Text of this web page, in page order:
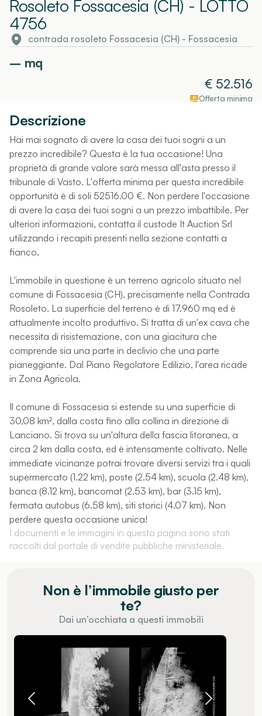
Rosoleto Fossacesia (CH) - LOTTO
4756
contrada rosoleto Fossacesia (CH) - Fossacesia
– mq
€ 52.516
Offerta minima
Descrizione
Hai mai sognato di avere la casa dei tuoi sogni a un
prezzo incredibile? Questa è la tua occasione! Una
proprietà di grande valore sarà messa all'asta presso il
tribunale di Vasto. L'offerta minima per questa incredibile
opportunità è di soli 52516.00 €. Non perdere l'occasione
di avere la casa dei tuoi sogni a un prezzo imbattibile. Per
ulteriori informazioni, contatta il custode It Auction Srl
utilizzando i recapiti presenti nella sezione contatti a
fianco.
L'immobile in questione è un terreno agricolo situato nel
comune di Fossacesia (CH), precisamente nella Contrada
Rosoleto. La superficie del terreno è di 17.960 mq ed è
attualmente incolto produttivo. Si tratta di un'ex cava che
necessita di risistemazione, con una giacitura che
comprende sia una parte in declivio che una parte
pianeggiante. Dal Piano Regolatore Edilizio, l'area ricade
in Zona Agricola.
Il comune di Fossacesia si estende su una superficie di
30,08 km², dalla costa fino alla collina in direzione di
Lanciano. Si trova su un'altura della fascia litoranea, a
circa 2 km dalla costa, ed è intensamente coltivato. Nelle
immediate vicinanze potrai trovare diversi servizi tra i quali
supermercato (1.22 km), poste (2.54 km), scuola (2.48 km),
banca (8.12 km), bancomat (2.53 km), bar (3.15 km),
fermata autobus (6.58 km), siti storici (4.07 km). Non
perdere questa occasione unica!
I documenti e le immagini in questa pagina sono stati
raccolti dal portale di vendite pubbliche ministeriale.
Non è l’immobile giusto per
te?
Dai un’occhiata a questi immobili